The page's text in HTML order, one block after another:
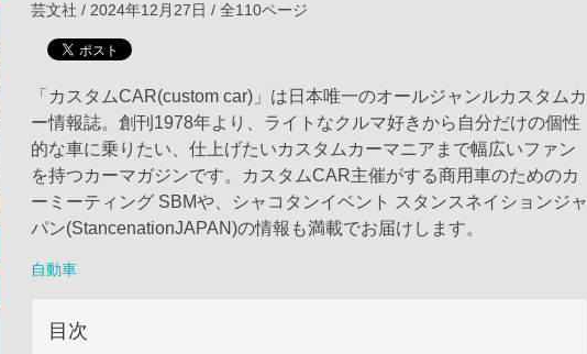
芸文社 / 2024年12月27日 / 全110ページ
「カスタムCAR(custom car)」は日本唯一のオールジャンルカスタムカ
ー情報誌。創刊1978年より、ライトなクルマ好きから自分だけの個性
的な車に乗りたい、仕上げたいカスタムカーマニアまで幅広いファン
を持つカーマガジンです。カスタムCAR主催がする商用車のためのカ
ーミーティング SBMや、シャコタンイベント スタンスネイションジャ
パン(StancenationJAPAN)の情報も満載でお届けします。
自動車
目次